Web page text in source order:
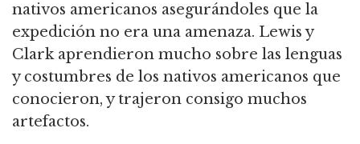
nativos americanos asegurándoles que la
expedición no era una amenaza. Lewis y
Clark aprendieron mucho sobre las lenguas
y costumbres de los nativos americanos que
conocieron, y trajeron consigo muchos
artefactos.